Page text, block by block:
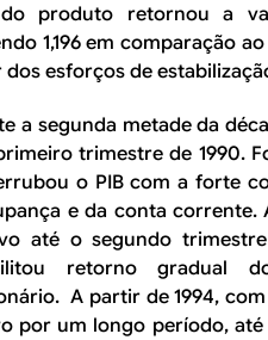
produto retornou a
1,196 em comparação
dos esforços de
a segunda metade da
trimestre de 1990.
o PIB com a forte
e da conta
até o segundo
retorno gradual
A partir de 1994,
por um longo período,